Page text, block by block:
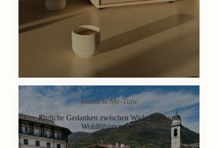
Mama & Me-Time
Ehrliche Gedanken zwischen Wickeltisch und
Wohlfühlmoment.
Lifestyle